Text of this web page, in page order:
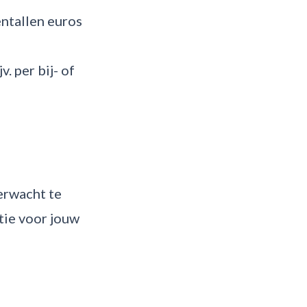
euros
per bij- of
te
voor jouw